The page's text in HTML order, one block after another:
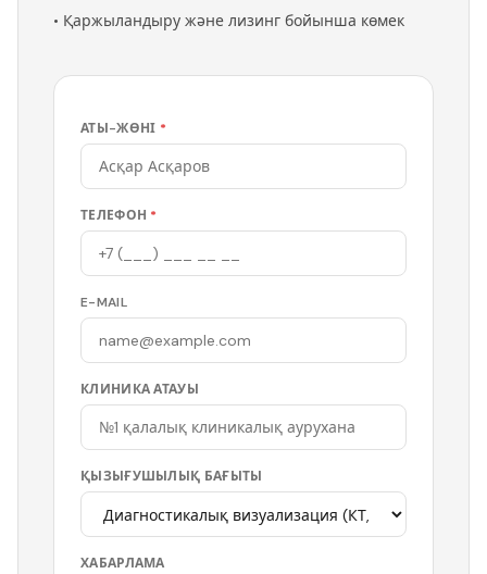
• Қаржыландыру және лизинг бойынша көмек
АТЫ-ЖӨНІ *
ТЕЛЕФОН *
E-MAIL
КЛИНИКА АТАУЫ
ҚЫЗЫҒУШЫЛЫҚ БАҒЫТЫ
ХАБАРЛАМА